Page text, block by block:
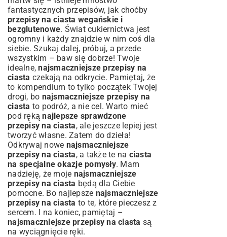
fantastycznych przepisów, jak choćby
przepisy na ciasta wegańskie i
bezglutenowe. Świat cukiernictwa jest
ogromny i każdy znajdzie w nim coś dla
siebie. Szukaj dalej, próbuj, a przede
wszystkim – baw się dobrze! Twoje
idealne,najsmaczniejsze przepisy na
ciasta czekają na odkrycie. Pamiętaj, że
to kompendium to tylko początek Twojej
drogi, bo najsmaczniejsze przepisy na
ciasta to podróż, a nie cel. Warto mieć
pod rękąnajlepsze sprawdzone
przepisy na ciasta, ale jeszcze lepiej jest
tworzyć własne. Zatem do dzieła!
Odkrywaj nowe najsmaczniejsze
przepisy na ciasta, a także te na ciasta
na specjalne okazje pomysły. Mam
nadzieję, że moje najsmaczniejsze
przepisy na ciasta będą dla Ciebie
pomocne. Bo najlepsze najsmaczniejsze
przepisy na ciasta to te, które pieczesz z
sercem. I na koniec, pamiętaj –
najsmaczniejsze przepisy na ciasta są
na wyciągnięcie ręki.